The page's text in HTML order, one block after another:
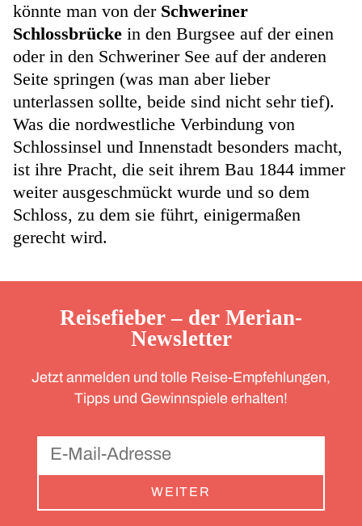
könnte man von der Schweriner
Schlossbrücke in den Burgsee auf der einen
oder in den Schweriner See auf der anderen
Seite springen (was man aber lieber
unterlassen sollte, beide sind nicht sehr tief).
Was die nordwestliche Verbindung von
Schlossinsel und Innenstadt besonders macht,
ist ihre Pracht, die seit ihrem Bau 1844 immer
weiter ausgeschmückt wurde und so dem
Schloss, zu dem sie führt, einigermaßen
gerecht wird.
Reisefieber – der Merian-
Newsletter
Jetzt anmelden und tolle Reise-Empfehlungen,
Tipps und Gewinnspiele erhalten!
WEITER